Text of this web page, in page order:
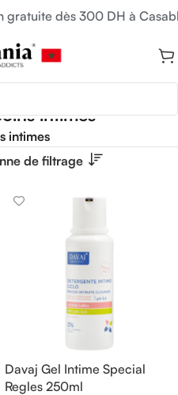
gratuite dès 300 DH à
intimes
intimes
de filtrage
Davaj Gel Intime Special
Regles 250ml